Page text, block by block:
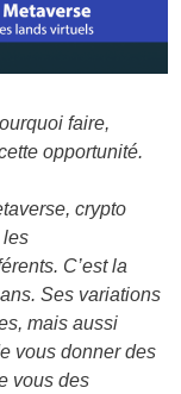
faire,
opportunité.
crypto
les
C’est la
Ses variations
mais aussi
vous donner des
vous des